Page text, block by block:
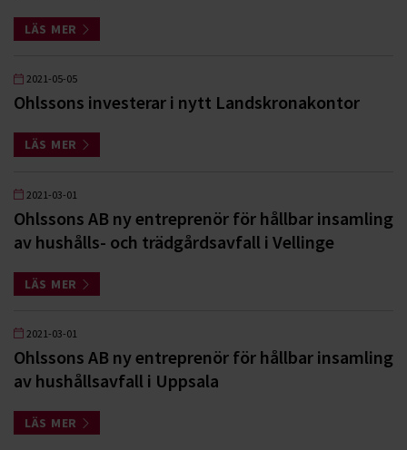
LÄS MER
2021-05-05
Ohlssons investerar i nytt Landskronakontor
LÄS MER
2021-03-01
Ohlssons AB ny entreprenör för hållbar insamling
av hushålls- och trädgårdsavfall i Vellinge
LÄS MER
2021-03-01
Ohlssons AB ny entreprenör för hållbar insamling
av hushållsavfall i Uppsala
LÄS MER